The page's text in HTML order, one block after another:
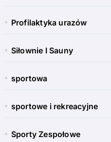
Profilaktyka urazów
Siłownie I Sauny
sportowa
sportowe i rekreacyjne
Sporty Zespołowe